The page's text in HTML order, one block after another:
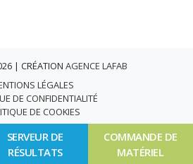
SERVEUR DE
RÉSULTATS
COMMANDE DE
MATÉRIEL
| CRÉATION AGENCE LAFAB
LÉGALES
DE CONFIDENTIALITÉ
DE COOKIES